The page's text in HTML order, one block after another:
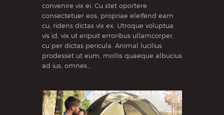
convenire vix ei. Cu stet oportere
consectetuer eos, propriae eleifend eam
cu, ridens dictas vix ex. Utroque voluptua
vis id, vix ut eripuit erroribus ullamcorper,
cu per dictas pericula. Animal lucilius
prodesset ut eum, mollis quaeque albucius
ad ius, omnes…